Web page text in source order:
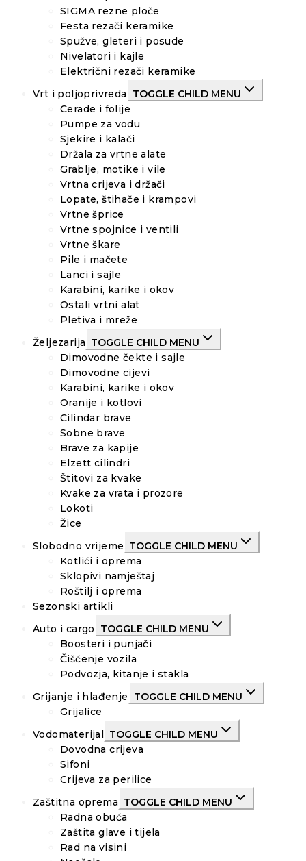
SIGMA rezne ploče
Festa rezači keramike
Spužve, gleteri i posude
Nivelatori i kajle
Električni rezači keramike
Vrt i poljoprivreda
TOGGLE CHILD MENU
Cerade i folije
Pumpe za vodu
Sjekire i kalači
Držala za vrtne alate
Grablje, motike i vile
Vrtna crijeva i držači
Lopate, štihače i krampovi
Vrtne šprice
Vrtne spojnice i ventili
Vrtne škare
Pile i mačete
Lanci i sajle
Karabini, karike i okov
Ostali vrtni alat
Pletiva i mreže
Željezarija TOGGLE CHILD MENU
Dimovodne čekte i sajle
Dimovodne cijevi
Karabini, karike i okov
Oranije i kotlovi
Cilindar brave
Sobne brave
Brave za kapije
Elzett cilindri
Štitovi za kvake
Kvake za vrata i prozore
Lokoti
Žice
Slobodno vrijeme TOGGLE CHILD MENU
Kotlići i oprema
Sklopivi namještaj
Roštilj i oprema
Sezonski artikli
Auto i cargo
TOGGLE CHILD MENU
Boosteri i punjači
Čišćenje vozila
Podvozja, kitanje i stakla
Grijanje i hlađenje
TOGGLE CHILD MENU
Grijalice
Vodomaterijal
TOGGLE CHILD MENU
Dovodna crijeva
Sifoni
Crijeva za perilice
Zaštitna oprema TOGGLE CHILD MENU
Radna obuća
Zaštita glave i tijela
Rad na visini